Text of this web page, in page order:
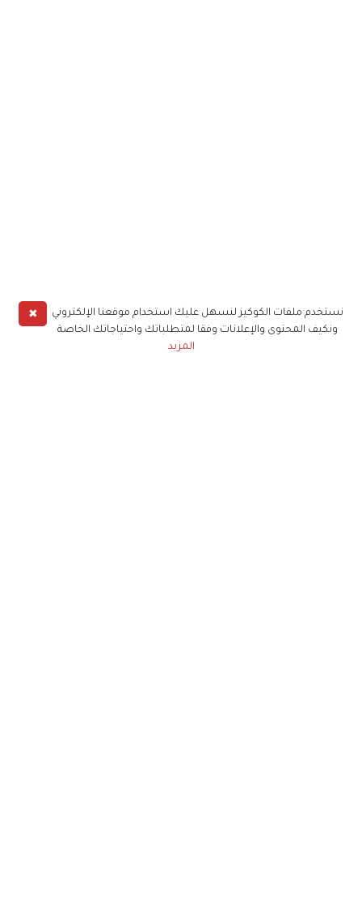
✖
نستخدم ملفات الكوكيز لنسهل عليك استخدام موقعنا الإلكتروني
ونكيف المحتوى والإعلانات وفقا لمتطلباتك واحتياجاتك الخاصة
المزيد